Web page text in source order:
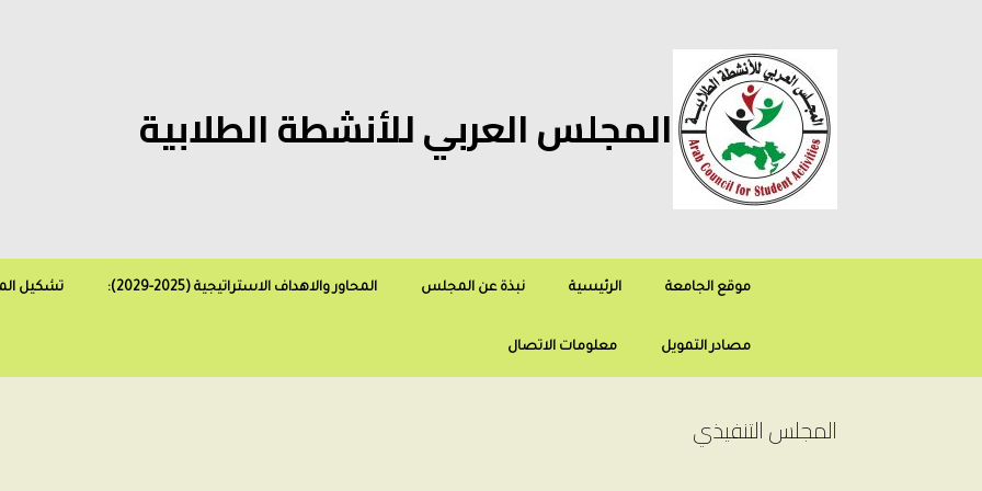
المجلس العربي للأنشطة الطلابية
موقع الجامعة الرئيسية نبذة عن المجلس المحاور والاهداف الاستراتيجية (2025-2029): تشكيل
مصادر التمويل معلومات الاتصال
المجلس التنفيذي